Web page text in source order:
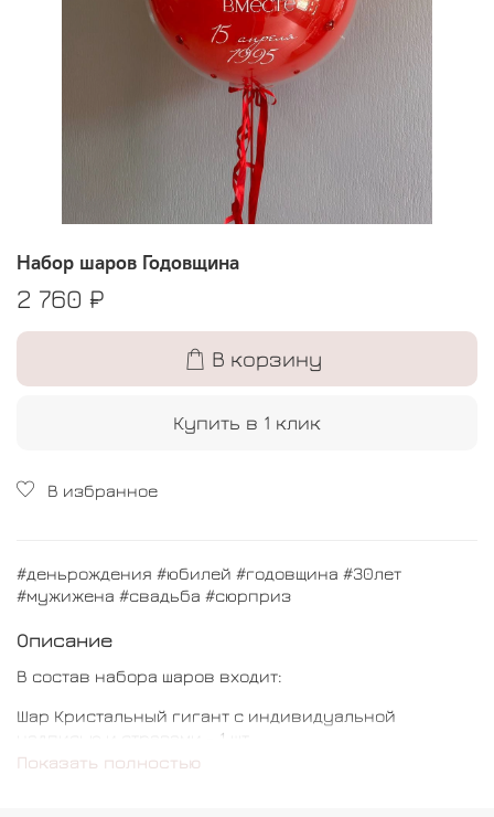
Набор шаров Годовщина
2 760 ₽
В корзину
Купить в 1 клик
В избранное
#деньрождения #юбилей #годовщина #30лет
#мужижена #свадьба #сюрприз
Описание
В состав набора шаров входит:
Шар Кристальный гигант с индивидуальной
надписью и стразами - 1 шт
Показать полностью